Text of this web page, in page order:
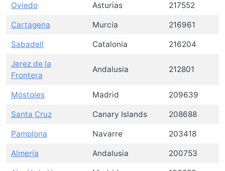
Oviedo Asturias 217552
Cartagena Murcia 216961
Sabadell Catalonia 216204
Jerez de la
Frontera
Andalusia 212801
Móstoles Madrid 209639
Santa Cruz Canary Islands 208688
Pamplona Navarre 203418
Almería Andalusia 200753